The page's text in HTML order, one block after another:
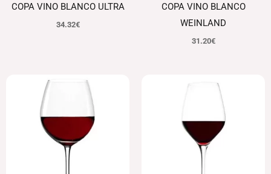
COPA VINO BLANCO ULTRA
34.32€
COPA VINO BLANCO
WEINLAND
31.20€